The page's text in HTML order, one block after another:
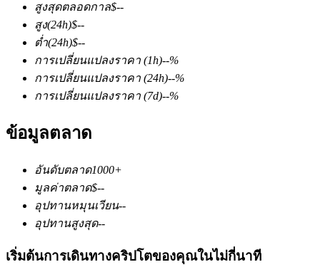
ฟิวเจอร์สสกุลเงินดิจิทัล
TradFi
อนุพันธ์ของหุ้น ฟอเร็กซ์ โลหะมีค่า และสินค้าโภคภัณฑ์
สูงสุดตลอดกาล$--
สูง(24h)$--
ต่ำ(24h)$--
การเปลี่ยนแปลงราคา (1h)--%
การเปลี่ยนแปลงราคา (24h)--%
การเปลี่ยนแปลงราคา (7d)--%
ข้อมูลตลาด
อันดับตลาด1000+
มูลค่าตลาด$--
อุปทานหมุนเวียน--
อุปทานสูงสุด--
เริ่มต้นการเดินทางคริปโตของคุณในไม่กี่นาที